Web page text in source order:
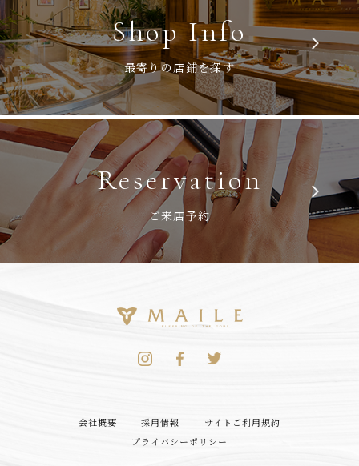
Shop Info
最寄りの店鋪を探す
Reservation
ご来店予約
会社概要 採用情報
サイトご利用規約
プライバシーポリシー